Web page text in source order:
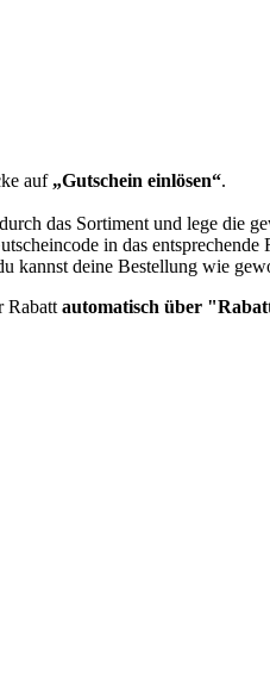
auf „Gutschein einlösen“.
das Sortiment und lege die
in das entsprechende
kannst deine Bestellung wie
Rabatt automatisch über